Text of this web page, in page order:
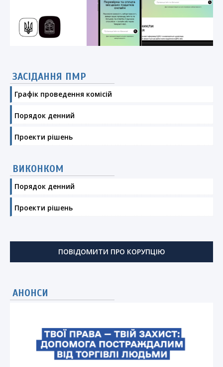
ЗАСІДАННЯ ПМР
Графік проведення комісій
Порядок денний
Проекти рішень
ВИКОНКОМ
Порядок денний
Проекти рішень
ПОВІДОМИТИ ПРО КОРУПЦІЮ
АНОНСИ